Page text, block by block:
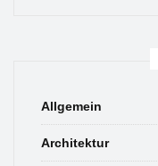
Allgemein
Architektur